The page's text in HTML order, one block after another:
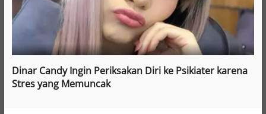
Dinar Candy Ingin Periksakan Diri ke Psikiater karena
Stres yang Memuncak